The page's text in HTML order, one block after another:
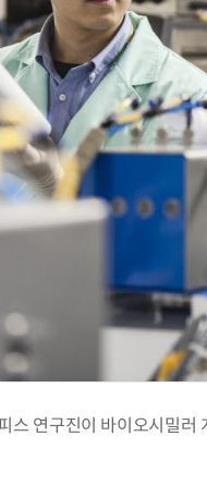
스 연구진이 바이오시밀러